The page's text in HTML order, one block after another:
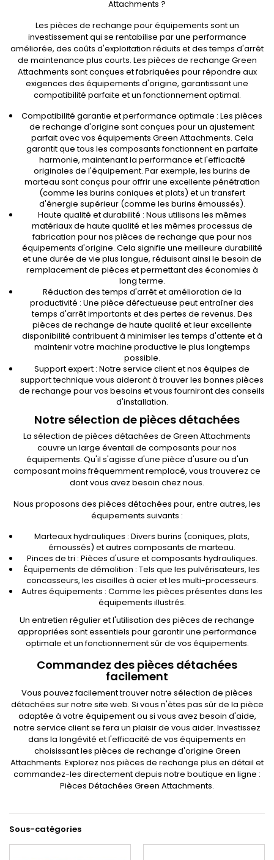
Attachments ?
Les pièces de rechange pour équipements sont un
investissement qui se rentabilise par une performance
améliorée, des coûts d'exploitation réduits et des temps d'arrêt
de maintenance plus courts. Les pièces de rechange Green
Attachments sont conçues et fabriquées pour répondre aux
exigences des équipements d'origine, garantissant une
compatibilité parfaite et un fonctionnement optimal.
Compatibilité garantie et performance optimale : Les pièces
de rechange d'origine sont conçues pour un ajustement
parfait avec vos équipements Green Attachments. Cela
garantit que tous les composants fonctionnent en parfaite
harmonie, maintenant la performance et l'efficacité
originales de l'équipement. Par exemple, les burins de
marteau sont conçus pour offrir une excellente pénétration
(comme les burins coniques et plats) et un transfert
d'énergie supérieur (comme les burins émoussés).
Haute qualité et durabilité : Nous utilisons les mêmes
matériaux de haute qualité et les mêmes processus de
fabrication pour nos pièces de rechange que pour nos
équipements d'origine. Cela signifie une meilleure durabilité
et une durée de vie plus longue, réduisant ainsi le besoin de
remplacement de pièces et permettant des économies à
long terme.
Réduction des temps d'arrêt et amélioration de la
productivité : Une pièce défectueuse peut entraîner des
temps d'arrêt importants et des pertes de revenus. Des
pièces de rechange de haute qualité et leur excellente
disponibilité contribuent à minimiser les temps d'attente et à
maintenir votre machine productive le plus longtemps
possible.
Support expert : Notre service client et nos équipes de
support technique vous aideront à trouver les bonnes pièces
de rechange pour vos besoins et vous fourniront des conseils
d'installation.
Notre sélection de pièces détachées
La sélection de pièces détachées de Green Attachments
couvre un large éventail de composants pour nos
équipements. Qu'il s'agisse d'une pièce d'usure ou d'un
composant moins fréquemment remplacé, vous trouverez ce
dont vous avez besoin chez nous.
Nous proposons des pièces détachées pour, entre autres, les
équipements suivants :
Marteaux hydrauliques : Divers burins (coniques, plats,
émoussés) et autres composants de marteau.
Pinces de tri : Pièces d'usure et composants hydrauliques.
Équipements de démolition : Tels que les pulvérisateurs, les
concasseurs, les cisailles à acier et les multi-processeurs.
Autres équipements : Comme les pièces présentes dans les
équipements illustrés.
Un entretien régulier et l'utilisation des pièces de rechange
appropriées sont essentiels pour garantir une performance
optimale et un fonctionnement sûr de vos équipements.
Commandez des pièces détachées
facilement
Vous pouvez facilement trouver notre sélection de pièces
détachées sur notre site web. Si vous n'êtes pas sûr de la pièce
adaptée à votre équipement ou si vous avez besoin d'aide,
notre service client se fera un plaisir de vous aider. Investissez
dans la longévité et l'efficacité de vos équipements en
choisissant les pièces de rechange d'origine Green
Attachments. Explorez nos pièces de rechange plus en détail et
commandez-les directement depuis notre boutique en ligne :
Pièces Détachées Green Attachments.
Sous-catégories